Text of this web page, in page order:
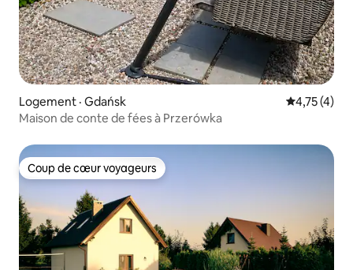
Logement · Gdańsk Note
4,75 (4)
Maison de conte de fées à Przerówka
Coup de cœur voyageurs
Coup de cœur voyageurs